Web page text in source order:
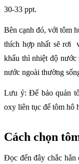
30-33 ppt.
Bên cạnh đó, với tôm
thích hợp nhất sẽ rơi
khẩu thì nhiệt độ
nước ngoài thường
Lưu ý: Để bảo quản
oxy liên tục để tôm hô
Cách chọn
Đọc đến đây chắc hẳn